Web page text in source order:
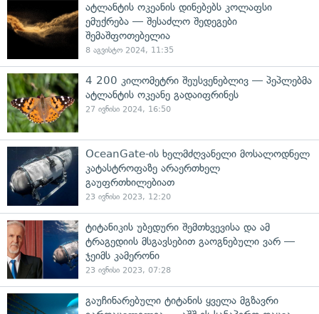
ატლანტის ოკეანის დინებებს კოლაფსი
ემუქრება — შესაძლო შედეგები
შემაშფოთებელია
8 აგვისტო 2024, 11:35
4 200 კილომეტრი შეუსვენებლივ — პეპლებმა
ატლანტის ოკეანე გადაიფრინეს
27 ივნისი 2024, 16:50
OceanGate-ის ხელმძღვანელი მოსალოდნელ
კატასტროფაზე არაერთხელ
გაუფრთხილებიათ
23 ივნისი 2023, 12:20
ტიტანიკის უბედური შემთხვევისა და ამ
ტრაგედიის მსგავსებით გაოგნებული ვარ —
ჯეიმს კამერონი
23 ივნისი 2023, 07:28
გაუჩინარებული ტიტანის ყველა მგზავრი